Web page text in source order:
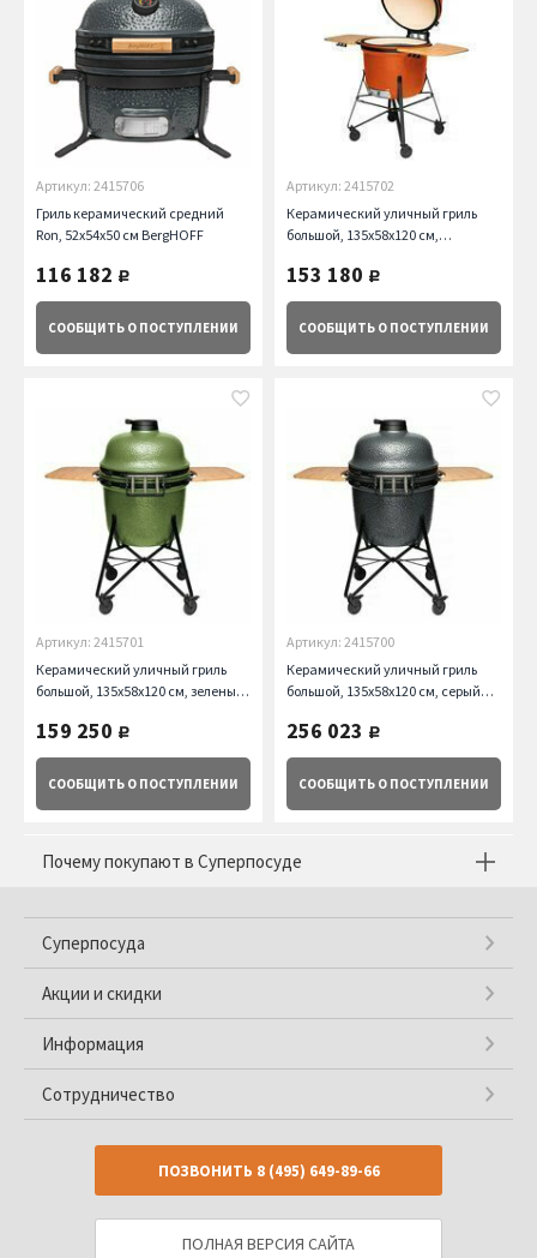
Артикул: 2415706
Гриль керамический средний
Ron, 52х54х50 см BergHOFF
116 182 руб.
СООБЩИТЬ О ПОСТУПЛЕНИИ
Артикул: 2415702
Керамический уличный гриль
большой, 135х58х120 см,
153 180 руб.
СООБЩИТЬ О ПОСТУПЛЕНИИ
Артикул: 2415701
Керамический уличный гриль
большой, 135х58х120 см, зеленый
159 250 руб.
СООБЩИТЬ О ПОСТУПЛЕНИИ
Артикул: 2415700
Керамический уличный гриль
большой, 135х58х120 см, серый
256 023 руб.
СООБЩИТЬ О ПОСТУПЛЕНИИ
Почему покупают в Суперпосуде
Суперпосуда
Акции и скидки
Информация
Сотрудничество
ПОЗВОНИТЬ 8 (495) 649-89-66
ПОЛНАЯ ВЕРСИЯ САЙТА